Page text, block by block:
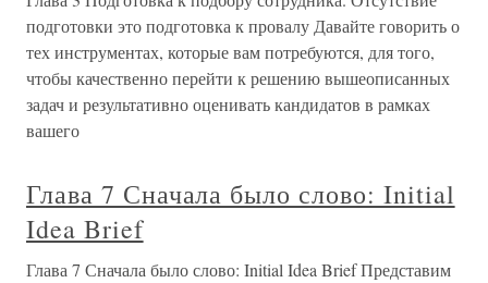
подготовки это подготовка к провалу Давайте говорить о
тех инструментах, которые вам потребуются, для того,
чтобы качественно перейти к решению вышеописанных
задач и результативно оценивать кандидатов в рамках
вашего
Глава 7 Сначала было слово: Initial
Idea Brief
Глава 7 Сначала было слово: Initial Idea Brief Представим